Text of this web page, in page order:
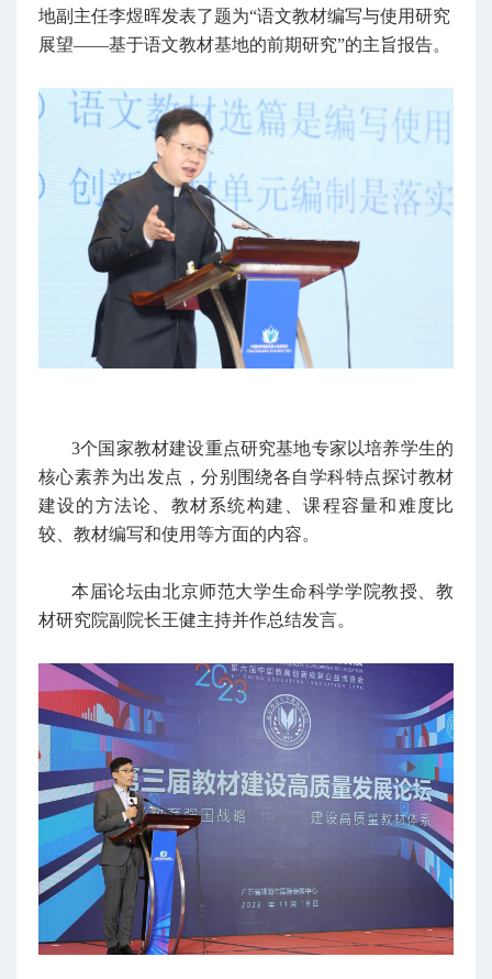
地副主任李煜晖发表了题为“语文教材编写与使用研究
展望——基于语文教材基地的前期研究”的主旨报告。
3个国家教材建设重点研究基地专家以培养学生的
核心素养为出发点，分别围绕各自学科特点探讨教材
建设的方法论、教材系统构建、课程容量和难度比
较、教材编写和使用等方面的内容。
本届论坛由北京师范大学生命科学学院教授、教
材研究院副院长王健主持并作总结发言。